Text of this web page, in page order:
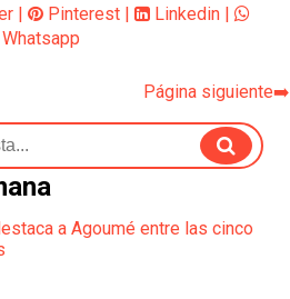
| Pinterest | Linkedin |
Whatsapp
Página siguiente➡️
a Agoumé entre las cinco